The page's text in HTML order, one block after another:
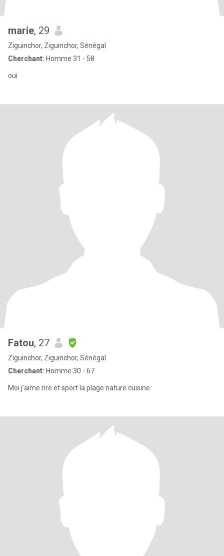
marie, 29
Ziguinchor, Ziguinchor, Sénégal
Cherchant: Homme 31 - 58
oui
Fatou, 27
Ziguinchor, Ziguinchor, Sénégal
Cherchant: Homme 30 - 67
Moi j'aime rire et sport la plage nature cuisine